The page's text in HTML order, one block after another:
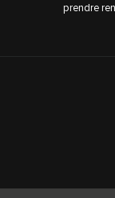
prendre